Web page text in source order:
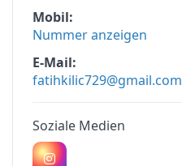
Mobil
Nummer anzeigen
E-Mail
fatihkilic729@gmail.com
Soziale Medien